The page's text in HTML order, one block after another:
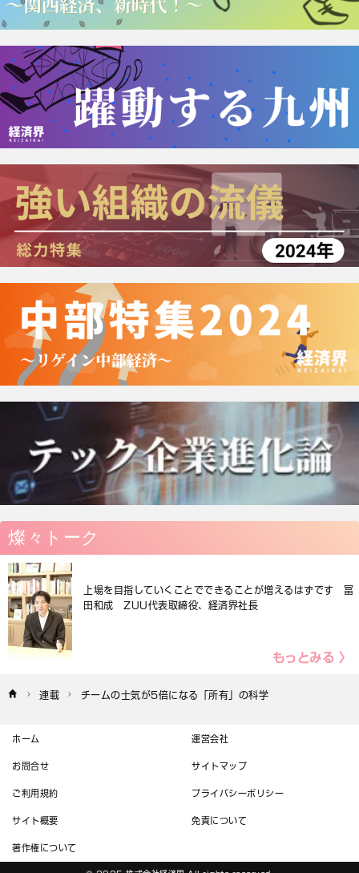
燦々トーク
上場を目指していくことでできることが増えるはずです 冨
田和成 ZUU代表取締役、経済界社長
もっとみる 〉
連載 チームの士気が5倍になる「所有」の科学
ホーム 運営会社
お問合せ サイトマップ
ご利用規約 プライバシーポリシー
サイト概要 免責について
著作権について